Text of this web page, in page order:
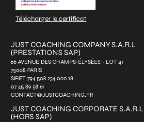
Télécharger le certificat
JUST COACHING COMPANY S.A.R.L
(PRESTATIONS SAP)
66 AVENUE DES CHAMPS-ÉLYSÉES - LOT 41
75008 PARIS
SIRET 794 508 234 000 18
07 45 89 58 61
CONTACT@JUSTCOACHING.FR
JUST COACHING CORPORATE S.A.R.L
(HORS SAP)